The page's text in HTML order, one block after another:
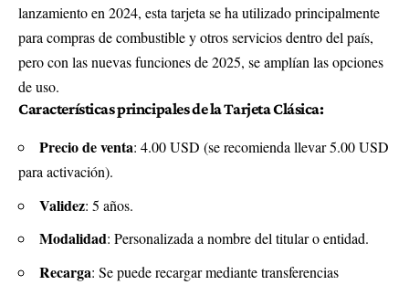
lanzamiento en 2024, esta tarjeta se ha utilizado principalmente
para compras de combustible y otros servicios dentro del país,
pero con las nuevas funciones de 2025, se amplían las opciones
de uso.
Características principales de la Tarjeta Clásica:
Precio de venta: 4.00 USD (se recomienda llevar 5.00 USD
para activación).
Validez: 5 años.
Modalidad: Personalizada a nombre del titular o entidad.
Recarga: Se puede recargar mediante transferencias